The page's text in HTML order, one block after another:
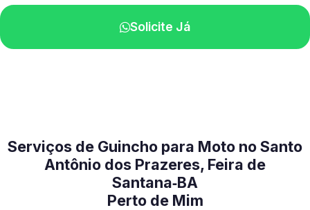
Solicite Já
Serviços de Guincho para Moto no Santo
Antônio dos Prazeres, Feira de
Santana‑BA
Perto de Mim